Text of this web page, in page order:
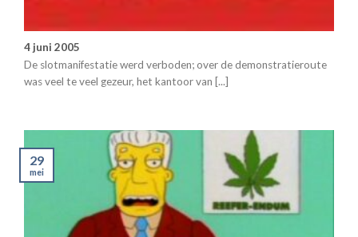
4 juni 2005
De slotmanifestatie werd verboden; over de demonstratieroute
was veel te veel gezeur, het kantoor van [...]
29
mei